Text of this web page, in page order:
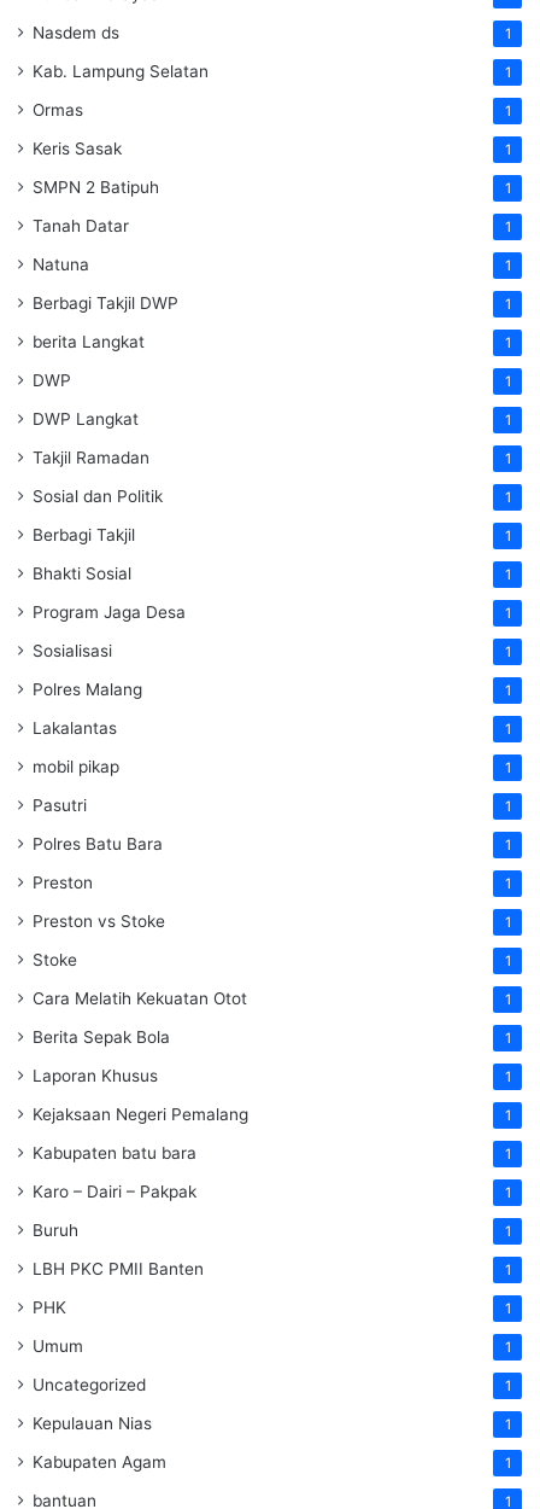
Nasdem ds 1
Kab. Lampung Selatan 1
Ormas 1
Keris Sasak 1
SMPN 2 Batipuh 1
Tanah Datar 1
Natuna 1
Berbagi Takjil DWP 1
berita Langkat 1
DWP 1
DWP Langkat 1
Takjil Ramadan 1
Sosial dan Politik 1
Berbagi Takjil 1
Bhakti Sosial 1
Program Jaga Desa 1
Sosialisasi 1
Polres Malang 1
Lakalantas 1
mobil pikap 1
Pasutri 1
Polres Batu Bara 1
Preston 1
Preston vs Stoke 1
Stoke 1
Cara Melatih Kekuatan Otot 1
Berita Sepak Bola 1
Laporan Khusus 1
Kejaksaan Negeri Pemalang 1
Kabupaten batu bara 1
Karo – Dairi – Pakpak 1
Buruh 1
LBH PKC PMII Banten 1
PHK 1
Umum 1
Uncategorized 1
Kepulauan Nias 1
Kabupaten Agam 1
bantuan 1